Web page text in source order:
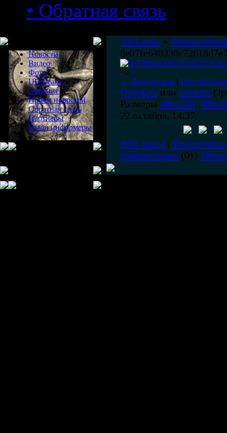
• Обратная связь
Новости
Видео
Фото
UFOleaks -
общение
Прием новостей
Обратная связь
Партнеры
Наши информеры
UfoLeaks »
- 0 +
← Предыдущая |
Открыть или скачать
Размеры 480x288,
22 октября, 14:37
RSS лента Фотоотчёты
комментарии (0) |